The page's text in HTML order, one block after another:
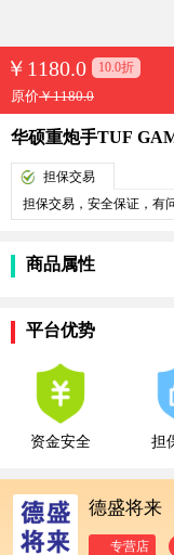
￥ 1180.0 10.0折
原价￥1180.0
华硕重炮手TUF
担保交易
担保交易，安全保证，有
商品属性
平台优势
资金安全 担
德盛将来
专营店